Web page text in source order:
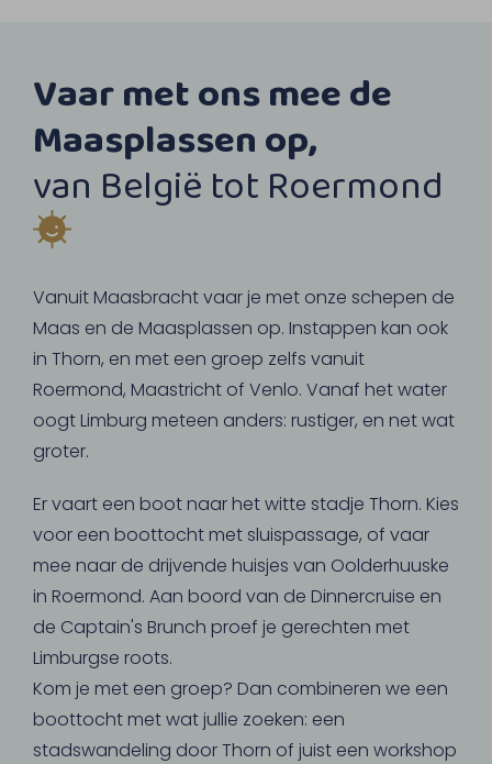
Vaar met ons mee de
Maasplassen op,
van België tot Roermond
Vanuit Maasbracht vaar je met onze schepen de
Maas en de Maasplassen op. Instappen kan ook
in Thorn, en met een groep zelfs vanuit
Roermond, Maastricht of Venlo. Vanaf het water
oogt Limburg meteen anders: rustiger, en net wat
groter.
Er vaart een boot naar het witte stadje Thorn. Kies
voor een boottocht met sluispassage, of vaar
mee naar de drijvende huisjes van Oolderhuuske
in Roermond. Aan boord van de Dinnercruise en
de Captain's Brunch proef je gerechten met
Limburgse roots.
Kom je met een groep? Dan combineren we een
boottocht met wat jullie zoeken: een
stadswandeling door Thorn of juist een workshop